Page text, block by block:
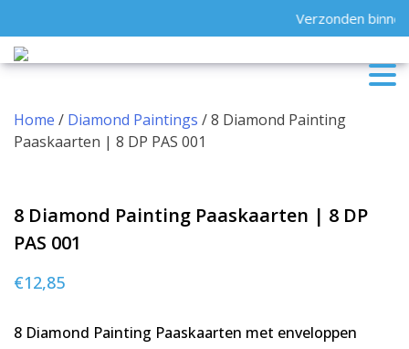
to
content
Verzonden
Home / Diamond Paintings / 8 Diamond Painting
Paaskaarten | 8 DP PAS 001
8 Diamond Painting Paaskaarten | 8 DP
PAS 001
€12,85
8 Diamond Painting Paaskaarten met enveloppen